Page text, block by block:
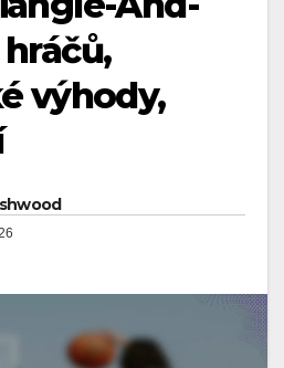
výhody,